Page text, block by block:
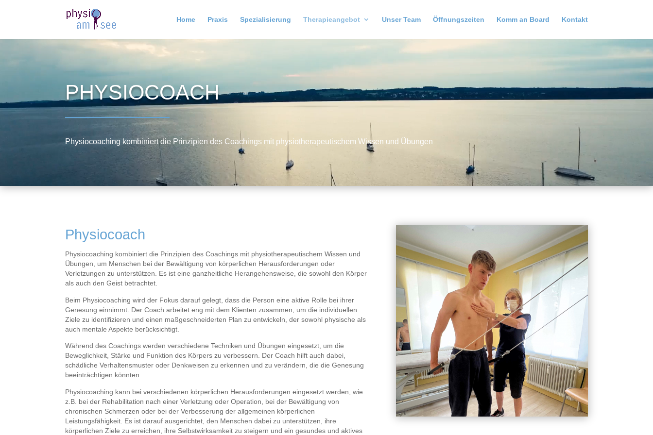
Home Praxis Spezialisierung Therapieangebot Unser Team Öffnungszeiten Komm an Board Kontakt
PHYSIOCOACH
Physiocoaching kombiniert die Prinzipien des Coachings mit physiotherapeutischem Wissen und Übungen
Physiocoach
Physiocoaching kombiniert die Prinzipien des Coachings mit physiotherapeutischem Wissen und
Übungen, um Menschen bei der Bewältigung von körperlichen Herausforderungen oder
Verletzungen zu unterstützen. Es ist eine ganzheitliche Herangehensweise, die sowohl den Körper
als auch den Geist betrachtet.
Beim Physiocoaching wird der Fokus darauf gelegt, dass die Person eine aktive Rolle bei ihrer
Genesung einnimmt. Der Coach arbeitet eng mit dem Klienten zusammen, um die individuellen
Ziele zu identifizieren und einen maßgeschneiderten Plan zu entwickeln, der sowohl physische als
auch mentale Aspekte berücksichtigt.
Während des Coachings werden verschiedene Techniken und Übungen eingesetzt, um die
Beweglichkeit, Stärke und Funktion des Körpers zu verbessern. Der Coach hilft auch dabei,
schädliche Verhaltensmuster oder Denkweisen zu erkennen und zu verändern, die die Genesung
beeinträchtigen könnten.
Physiocoaching kann bei verschiedenen körperlichen Herausforderungen eingesetzt werden, wie
z.B. bei der Rehabilitation nach einer Verletzung oder Operation, bei der Bewältigung von
chronischen Schmerzen oder bei der Verbesserung der allgemeinen körperlichen
Leistungsfähigkeit. Es ist darauf ausgerichtet, den Menschen dabei zu unterstützen, ihre
körperlichen Ziele zu erreichen, ihre Selbstwirksamkeit zu steigern und ein gesundes und aktives